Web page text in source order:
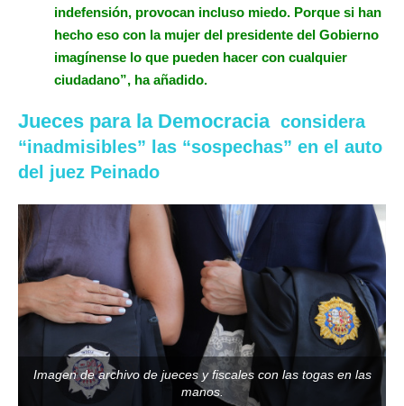
indefensión, provocan incluso miedo. Porque si han
hecho eso con la mujer del presidente del Gobierno
imagínense lo que pueden hacer con cualquier
ciudadano”, ha añadido.
Jueces para la Democracia considera
“inadmisibles” las “sospechas” en el auto
del juez Peinado
Imagen de archivo de jueces y fiscales con las togas en las
manos.